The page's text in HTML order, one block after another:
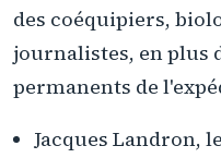
des coéquipiers,
journalistes, en plus
permanents de
Jacques Landron,